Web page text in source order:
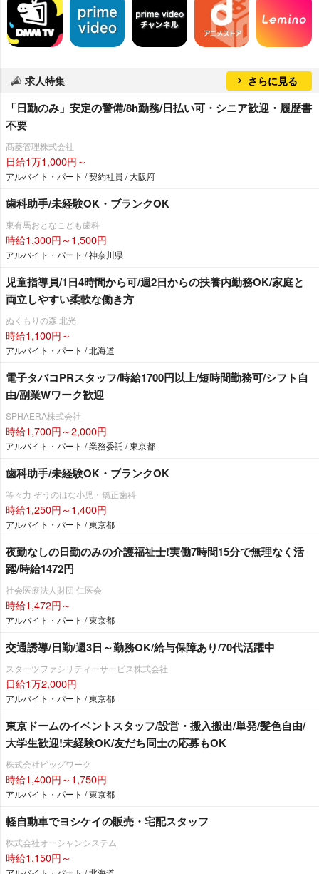
求人特集 さらに見る
「日勤のみ」安定の警備/8h勤務/日払い可・シニア歓迎・履歴書
不要
髙菱管理株式会社
日給1万1,000円～
アルバイト・パート / 契約社員 / 大阪府
歯科助手/未経験OK・ブランクOK
東有馬おとなこども歯科
時給1,300円～1,500円
アルバイト・パート / 神奈川県
児童指導員/1日4時間から可/週2日からの扶養内勤務OK/家庭と
両立しやすい柔軟な働き方
ぬくもりの森 北光
時給1,100円～
アルバイト・パート / 北海道
電子タバコPRスタッフ/時給1700円以上/短時間勤務可/シフト自
由/副業Wワーク歓迎
SPHAERA株式会社
時給1,700円～2,000円
アルバイト・パート / 業務委託 / 東京都
歯科助手/未経験OK・ブランクOK
等々力 ぞうのはな小児・矯正歯科
時給1,250円～1,400円
アルバイト・パート / 東京都
夜勤なしの日勤のみの介護福祉士!実働7時間15分で無理なく活
躍/時給1472円
社会医療法人財団 仁医会
時給1,472円～
アルバイト・パート / 東京都
交通誘導/日勤/週3日～勤務OK/給与保障あり/70代活躍中
スターツファシリティーサービス株式会社
日給1万2,000円
アルバイト・パート / 東京都
東京ドームのイベントスタッフ/設営・搬入搬出/単発/髪色自由/
大学生歓迎!未経験OK/友だち同士の応募もOK
株式会社ビッグワーク
時給1,400円～1,750円
アルバイト・パート / 東京都
軽自動車でヨシケイの販売・宅配スタッフ
株式会社オーシャンシステム
時給1,150円～